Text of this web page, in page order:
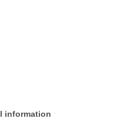
information